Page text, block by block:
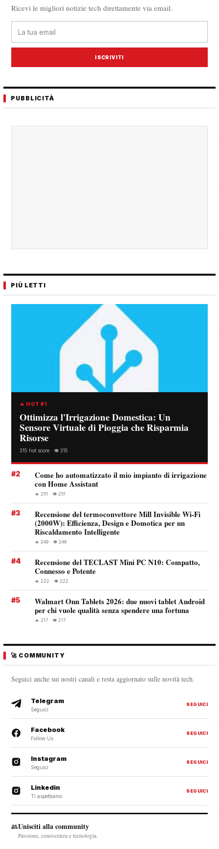
Ricevi le migliori notizie tech direttamente via email.
ISCRIVITI
PUBBLICITÀ
PIÙ LETTI
🔥 HOT #1
Ottimizza l'Irrigazione Domestica: Un
Sensore Virtuale di Pioggia che Risparmia
Risorse
315 hot score · 👁️ 315
#2
Come ho automatizzato il mio impianto di irrigazione
con Home Assistant
🔥 251 · 👁️ 251
#3
Recensione del termoconvettore Mill Invisible Wi-Fi
(2000W): Efficienza, Design e Domotica per un
Riscaldamento Intelligente
🔥 249 · 👁️ 249
#4
Recensione del TECLAST Mini PC N10: Compatto,
Connesso e Potente
🔥 222 · 👁️ 222
#5
Walmart Onn Tablets 2026: due nuovi tablet Android
per chi vuole qualità senza spendere una fortuna
🔥 217 · 👁️ 217
🚀 COMMUNITY
Seguici anche sui nostri canali e resta aggiornato sulle novità tech.
Telegram
Seguici
SEGUICI
Facebook
Follow Us
SEGUICI
Instagram
Seguici
SEGUICI
Linkedin
Ti aspettiamo
SEGUICI
👥Unisciti alla community
Passione, conoscenza e tecnologia.